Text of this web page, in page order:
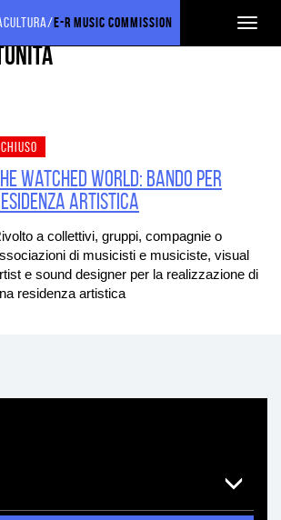
E-R Music Commission
CHIUSO
Watched World: bando per
artistica
a collettivi, gruppi, compagnie o
di musicisti e musiciste, visual
e sound designer per la realizzazione di
residenza artistica